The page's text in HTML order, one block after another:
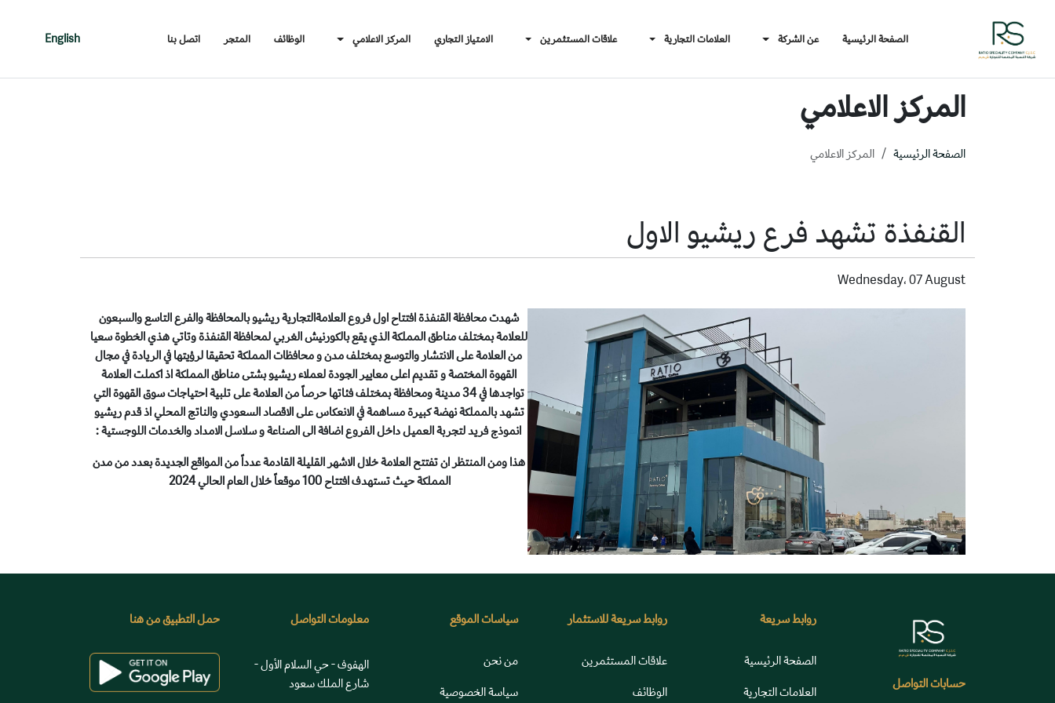
الصفحة الرئيسية عن الشركة العلامات التجارية علاقات المستثمرين الامتياز التجاري المركز الاعلامي الوظائف المتجر اتصل بنا English
المركز الاعلامي
الصفحة الرئيسية المركز الاعلامي
القنفذة تشهد فرع ريشيو الاول
Wednesday، 07 August
شهدت محافظة القنفذة افتتاح اول فروع العلامةالتجارية ريشيو بالمحافظة والفرع التاسع والسبعون
للعلامة بمختلف مناطق المملكة الذي يقع بالكورنيش الغربي لمحافظة القنفذة وتاتي هذي الخطوة سعيا
من العلامة على الانتشار والتوسع بمختلف مدن و محافظات المملكة تحقيقا لرؤيتها في الريادة في مجال
القهوة المختصة و تقديم اعلى معايير الجودة لعملاء ريشيو بشتى مناطق المملكة اذ اكملت العلامة
تواجدها في 34 مدينة ومحافظة بمختلف فئاتها حرصاً من العلامة على تلبية احتياجات سوق القهوة التي
تشهد بالمملكة نهضة كبيرة مساهمة في الانعكاس على الاقصاد السعودي والناتج المحلي اذ قدم ريشيو
انموذج فريد لتجربة العميل داخل الفروع اضافة الى الصناعة و سلاسل الامداد والخدمات اللوجستية :
هذا ومن المنتظر ان تفتتح العلامة خلال الاشهر القليلة القادمة عدداً من المواقع الجديدة بعدد من مدن
المملكة حيث تستهدف افتتاح 100 موقعاً خلال العام الحالي 2024
حسابات التواصل
روابط سريعة
الصفحة الرئيسية
العلامات التجارية
روابط سريعة للاستثمار
علاقات المستثمرين
الوظائف
سياسات الموقع
من نحن
سياسة الخصوصية
معلومات التواصل
الهفوف - حي السلام الأول -
شارع الملك سعود
حمل التطبيق من هنا